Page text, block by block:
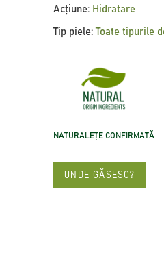
Acțiune: Hidratare
Tip piele:Toate tipurile
NATURALEȚE CONFIRMATĂ
UNDE GĂSESC?